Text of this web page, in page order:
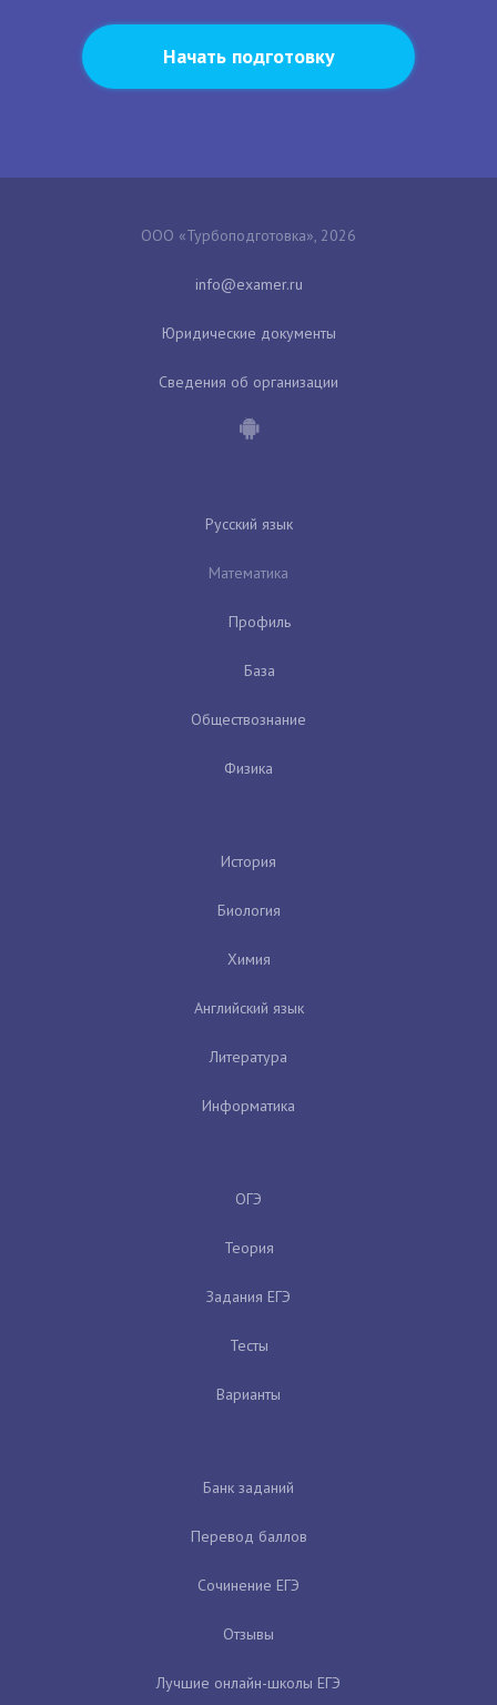
Начать подготовку
ООО «Турбоподготовка», 2026
Юридические документы
Сведения об организации
Русский язык
Математика
Профиль
База
Обществознание
Физика
История
Биология
Химия
Английский язык
Литература
Информатика
ОГЭ
Теория
Задания ЕГЭ
Тесты
Варианты
Банк заданий
Перевод баллов
Сочинение ЕГЭ
Отзывы
Лучшие онлайн-школы ЕГЭ